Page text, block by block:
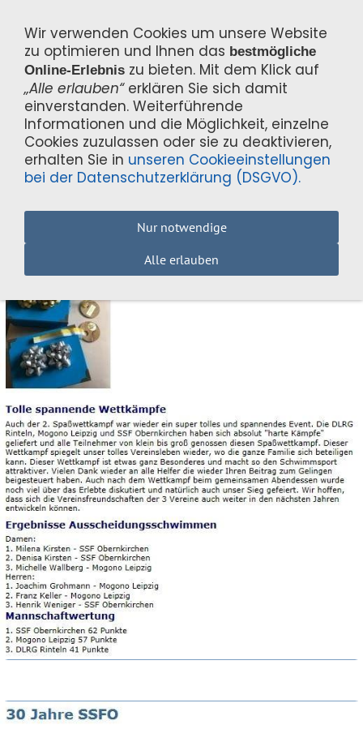
Navigation einblenden
2016
Wir verwenden Cookies um unsere Website
zu optimieren und Ihnen das bestmögliche
Online-Erlebnis zu bieten. Mit dem Klick auf
„Alle erlauben“erklären Sie sich damit
einverstanden. Weiterführende
Informationen und die Möglichkeit, einzelne
Cookies zuzulassen oder sie zu deaktivieren,
erhalten Sie in unseren Cookieeinstellungen
bei der Datenschutzerklärung (DSGVO).
Nur notwendige
Alle erlauben